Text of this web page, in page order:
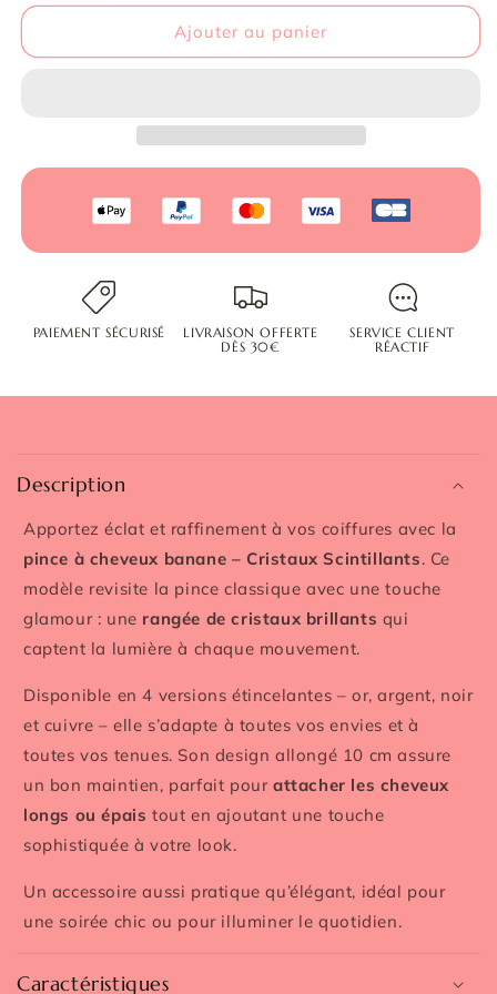
Ajouter au panier
PAIEMENT SÉCURISÉ
LIVRAISON OFFERTE
DÈS 30€
SERVICE CLIENT
RÉACTIF
Description
Apportez éclat et raffinement à vos coiffures avec la
pince à cheveux banane – Cristaux Scintillants. Ce
modèle revisite la pince classique avec une touche
glamour : une rangée de cristaux brillants qui
captent la lumière à chaque mouvement.
Disponible en 4 versions étincelantes – or, argent, noir
et cuivre – elle s’adapte à toutes vos envies et à
toutes vos tenues. Son design allongé 10 cm assure
un bon maintien, parfait pourattacher les cheveux
longs ou épais tout en ajoutant une touche
sophistiquée à votre look.
Un accessoire aussi pratique qu’élégant, idéal pour
une soirée chic ou pour illuminer le quotidien.
Caractéristiques